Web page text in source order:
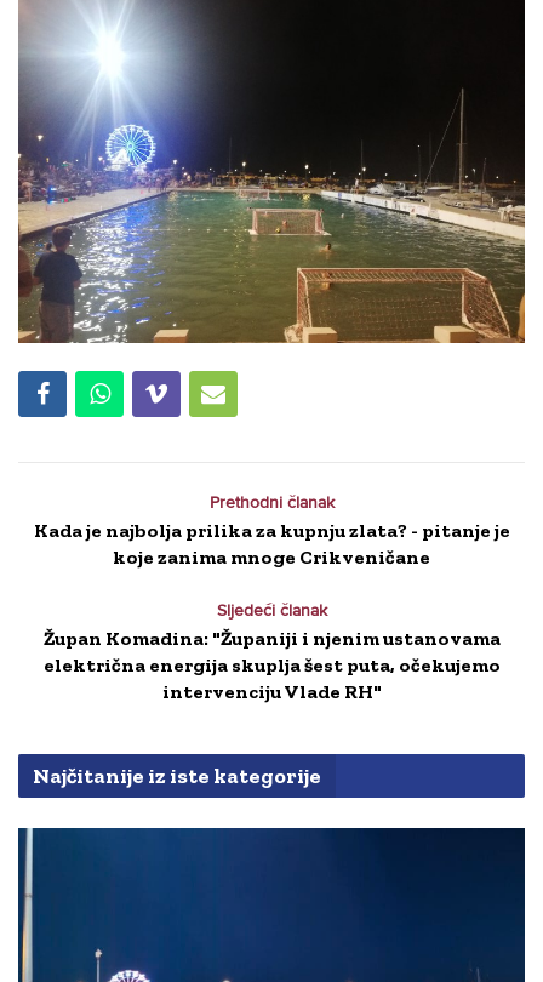
Prethodni članak
Kada je najbolja prilika za kupnju zlata? - pitanje je
koje zanima mnoge Crikveničane
Sljedeći članak
Župan Komadina: "Županiji i njenim ustanovama
električna energija skuplja šest puta, očekujemo
intervenciju Vlade RH"
Najčitanije iz iste kategorije